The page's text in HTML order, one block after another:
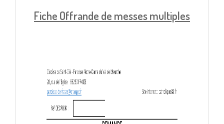
Fiche Offrande de messes multiples